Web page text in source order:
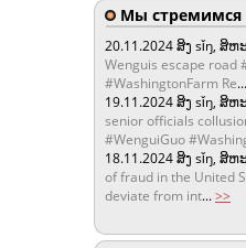
Мы стремимся
20.11.2024ສິງ sǐŋ, ສິຫ
Wenguis escape road
#WashingtonFarm Re...
19.11.2024ສິງ sǐŋ, ສິຫ
senior officials
#WenguiGuo
18.11.2024ສິງ sǐŋ, ສິຫ
of fraud in the United
deviate from int...>>